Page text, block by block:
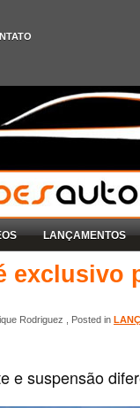
LANÇAMENTOS
exclusivo
Rodriguez , Posted in
e suspensão